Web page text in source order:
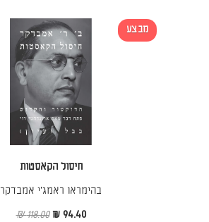
חיסול הקאסטות
בהימראו ראמג׳י אמבדקר
94.40 ₪
118.00 ₪
מבצע